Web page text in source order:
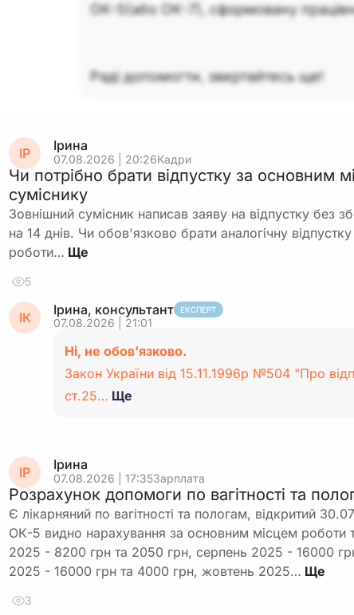
ОК-5(або ОК-7), сформовану
Раді допомогти, звертайтесь ще!
ІР Ірина
07.08.2026 | 20:26Кадри
Чи потрібно брати відпустку за основним
суміснику
Зовнішний сумісник написав заяву на відпустку без
на 14 днів. Чи обов'язково брати аналогічну
роботи…
5
ІК Ірина, консультант ЕКСПЕРТ
07.08.2026 | 21:01
Ні, не обов'язково.
Закон України від 15.11.1996р №504 "Про
ст.25… Ще
ІР Ірина
07.08.2026 | 17:35Зарплата
Розрахунок допомоги по вагітності та
Є лікарняний по вагітності та пологам, відкритий
ОК-5 видно нарахування за основним місцем роботи
2025 - 8200 грн та 2050 грн, серпень 2025 - 16000
2025 - 16000 грн та 4000 грн, жовтень 2025…
3